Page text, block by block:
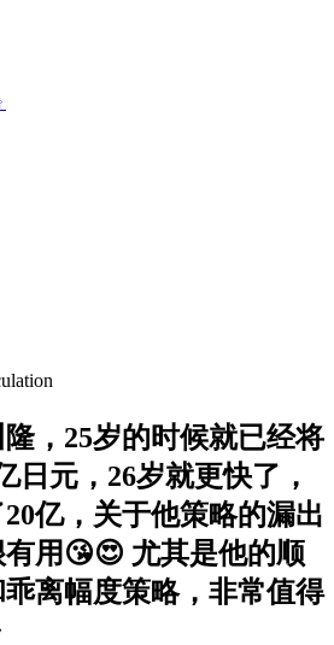
，25岁的时候就已经将
日元，26岁就更快了，
亿，关于他策略的漏出
用😘😍 尤其是他的顺
离幅度策略，非常值得